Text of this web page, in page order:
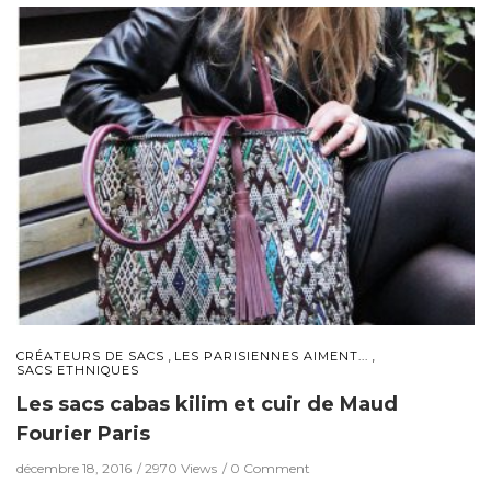
CRÉATEURS DE SACS , LES PARISIENNES AIMENT... ,
SACS ETHNIQUES
Les sacs cabas kilim et cuir de Maud
Fourier Paris
décembre 18, 2016 2970 Views 0 Comment